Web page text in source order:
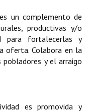
un complemento de
productivas y/o
para fortalecerlas y
oferta. Colabora en la
y el arraigo
es promovida y